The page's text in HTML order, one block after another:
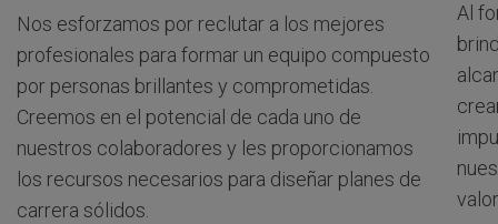
Nos esforzamos por reclutar a los mejores
profesionales para formar un equipo compuesto
por personas brillantes y comprometidas.
Creemos en el potencial de cada uno de
nuestros colaboradores y les proporcionamos
los recursos necesarios para diseñar planes de
carrera sólidos.
Al